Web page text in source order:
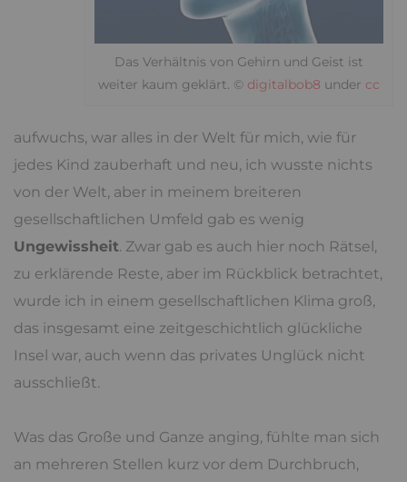
Das Verhältnis von Gehirn und Geist ist
weiter kaum geklärt. © digitalbob8 under cc
aufwuchs, war alles in der Welt für mich, wie für
jedes Kind zauberhaft und neu, ich wusste nichts
von der Welt, aber in meinem breiteren
gesellschaftlichen Umfeld gab es wenig
Ungewissheit. Zwar gab es auch hier noch Rätsel,
zu erklärende Reste, aber im Rückblick betrachtet,
wurde ich in einem gesellschaftlichen Klima groß,
das insgesamt eine zeitgeschichtlich glückliche
Insel war, auch wenn das privates Unglück nicht
ausschließt.
Was das Große und Ganze anging, fühlte man sich
an mehreren Stellen kurz vor dem Durchbruch,